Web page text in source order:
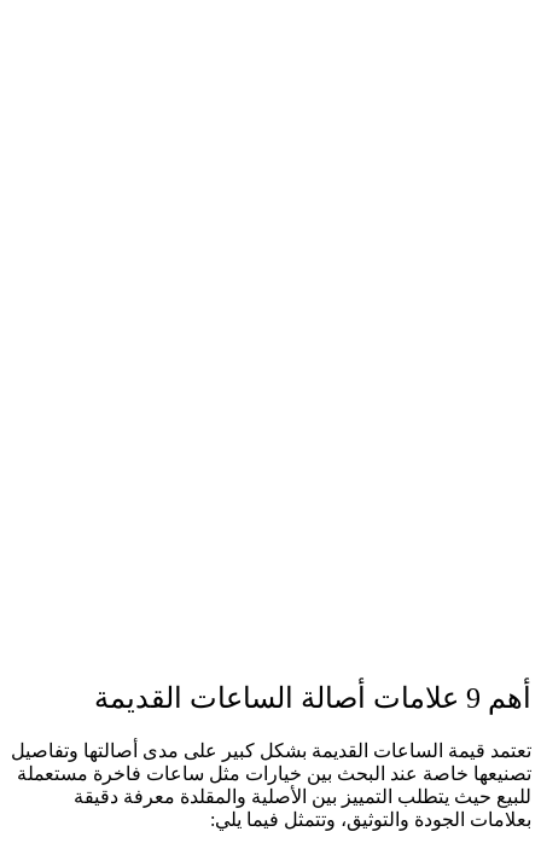
أهم 9 علامات أصالة الساعات القديمة
تعتمد قيمة الساعات القديمة بشكل كبير على مدى أصالتها وتفاصيل
تصنيعها خاصة عند البحث بين خيارات مثل ساعات فاخرة مستعملة
للبيع حيث يتطلب التمييز بين الأصلية والمقلدة معرفة دقيقة
بعلامات الجودة والتوثيق، وتتمثل فيما يلي: